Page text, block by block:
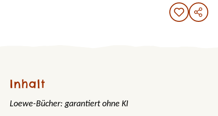
Inhalt
Loewe-Bücher: garantiert ohne KI